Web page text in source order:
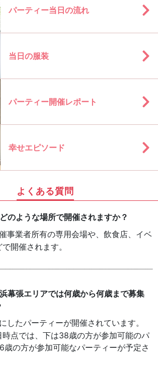
パーティー当日の流れ
当日の服装
パーティー開催レポート
幸せエピソード
よくある質問
のような場所で開催されますか？
事業者所有の専用会場や、飲食店、イベ
開催されます。
幕張エリアでは何歳から何歳まで募集
したパーティーが開催されています。
点では、下は38歳の方が参加可能のパ
歳の方が参加可能なパーティーが予定さ